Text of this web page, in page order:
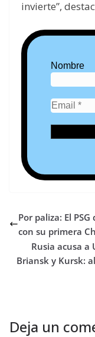
invierte”,
Nombre
Por paliza: El
con su primera
Rusia acusa
Briansk y Kursk:
Deja un